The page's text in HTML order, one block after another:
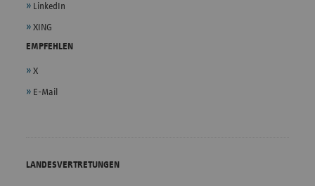
LinkedIn
XING
EMPFEHLEN
X
E-Mail
LANDESVERTRETUNGEN